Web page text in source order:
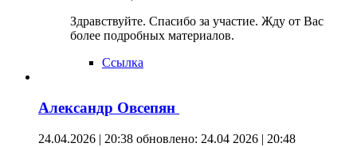
Здравствуйте. Спасибо за участие. Жду от Вас
более подробных материалов.
Ссылка
Александр Овсепян
24.04.2026 | 20:38 обновлено: 24.04 2026 | 20:48